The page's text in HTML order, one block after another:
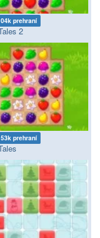
prehraní
2
prehraní